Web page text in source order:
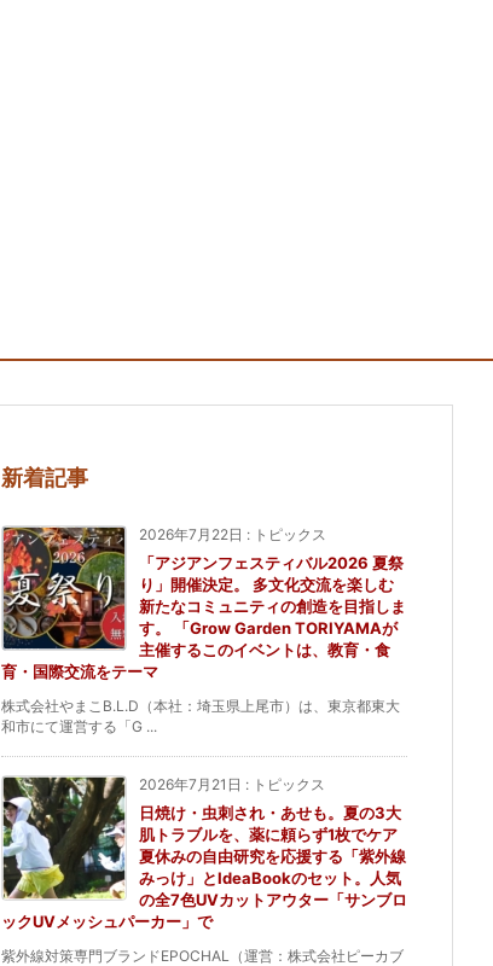
新着記事
2026年7月22日 : トピックス
「アジアンフェスティバル2026 夏祭
り」開催決定。 多文化交流を楽しむ
新たなコミュニティの創造を目指しま
す。 「Grow Garden TORIYAMAが
主催するこのイベントは、教育・食
育・国際交流をテーマ
株式会社やまこB.L.D（本社：埼玉県上尾市）は、東京都東大
和市にて運営する「G ...
2026年7月21日 : トピックス
日焼け・虫刺され・あせも。夏の3大
肌トラブルを、薬に頼らず1枚でケア
夏休みの自由研究を応援する「紫外線
みっけ」とIdeaBookのセット。人気
の全7色UVカットアウター「サンブロ
ックUVメッシュパーカー」で
紫外線対策専門ブランドEPOCHAL（運営：株式会社ピーカブ